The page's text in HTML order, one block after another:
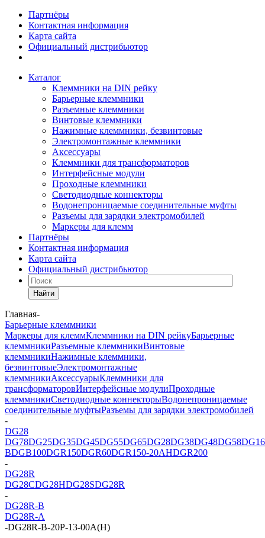
Партнёры
Контактная информация
Карта сайта
Официальный дистрибьютор
Каталог
Клеммники на DIN рейку
Барьерные клеммники
Разъемные клеммники
Винтовые клеммники
Нажимные клеммники, безвинтовые
Электромонтажные клеммники
Аксессуары
Клеммники для трансформаторов
Интерфейсные модули
Проходные клеммники
Светодиодные коннекторы
Водонепроницаемые соединительные муфты
Разъемы для зарядки электромобилей
Маркеры для клемм
Партнёры
Контактная информация
Карта сайта
Официальный дистрибьютор
Найти
Главная-
Барьерные клеммники
Маркеры для клеммКлеммники на DIN рейкуБарьерные
клеммникиРазъемные клеммникиВинтовые
клеммникиНажимные клеммники,
безвинтовыеЭлектромонтажные
клеммникиАксессуарыКлеммники для
трансформаторовИнтерфейсные модулиПроходные
клеммникиСветодиодные коннекторыВодонепроницаемые
соединительные муфтыРазъемы для зарядки электромобилей
-
DG28
DG78DG25DG35DG45DG55DG65DG28DG38DG48DG58DG16
BDGB100DGR150DGR60DGR150-20AHDGR200
-
DG28R
DG28CDG28HDG28SDG28R
-
DG28R-B
DG28R-A
-DG28R-B-20P-13-00A(H)